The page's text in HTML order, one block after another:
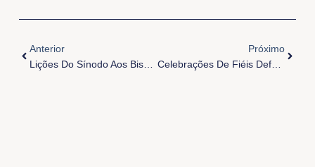
Anterior
Lições Do Sínodo Aos Bispos
Próximo
Celebrações De Fiéis Defuntos Na Arquidiocese De Belém